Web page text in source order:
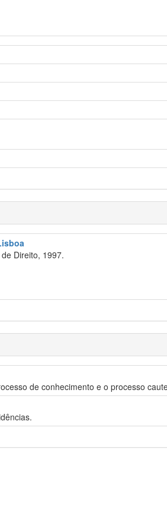
Direito, 1997.
de conhecimento e o processo